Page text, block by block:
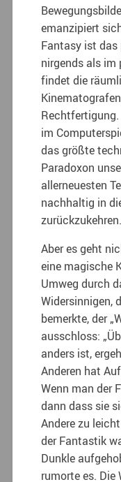
emanzipiert
Fantasy ist das
nirgends als
findet die
im
das größte
Paradoxon
allerneuesten
nachhaltig in
zurückzukehren.
Aber es geht
eine magische
Umweg durch
Widersinnigen,
bemerkte, der
ausschloss:
anders ist,
Anderen hat
Wenn man der
dann dass sie
Andere zu
der Fantastik
Dunkle
rumorte es. Die